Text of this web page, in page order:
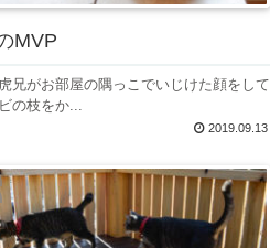
MVP
兄がお部屋の隅っこでいじけた顔をして
の枝をか...
2019.09.13